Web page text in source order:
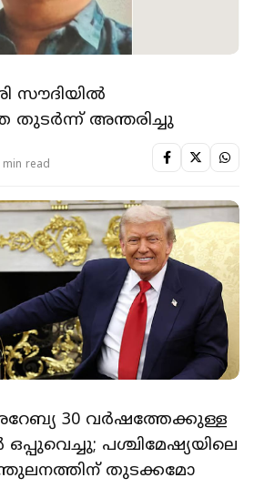
സൗദിയിൽ
അന്തരിച്ചു
min read
30 വർഷത്തേക്കുള്ള
പശ്ചിമേഷ്യയിലെ
തുടക്കമോ